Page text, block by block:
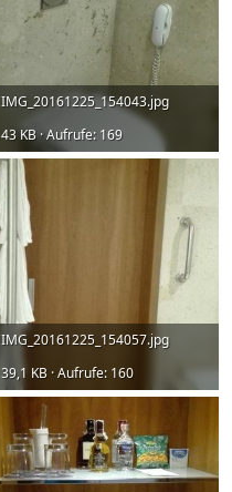
IMG_20161225_154043.jpg
43 KB · Aufrufe: 169
IMG_20161225_154057.jpg
39,1 KB · Aufrufe: 160